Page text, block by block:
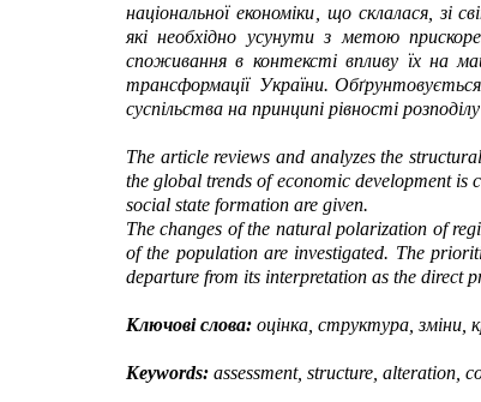
національної економіки що склалася зі
які необхідно усунути з метою
споживання в контексті впливу їх на
трансформації України. Обґрунтовується
суспільства на принципі рівності
The article reviews and analyzes the
the global trends of economic development is
social state formation are given.
The changes of the natural polarization of
of the population are investigated. The
departure from its interpretation as the direct
Ключові слова: оцінка, структура, зміни,
Keywords: assessment, structure, alteration,